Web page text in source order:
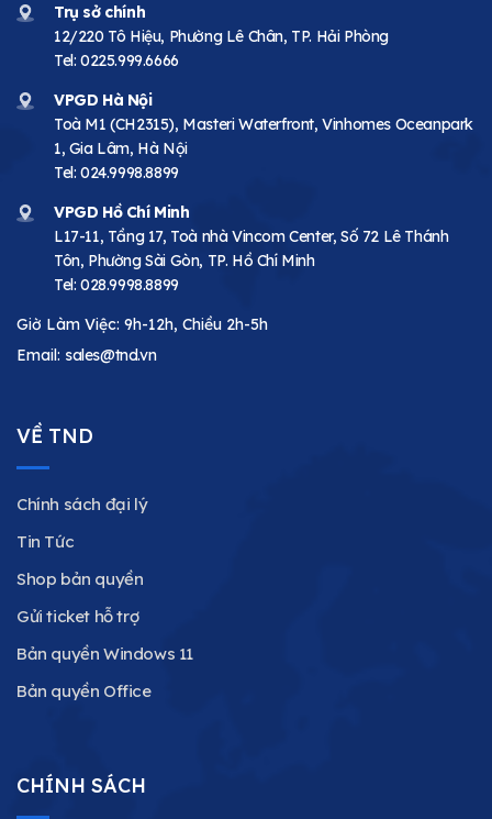
Trụ sở chính
12/220 Tô Hiệu, Phường Lê Chân, TP. Hải Phòng
Tel: 0225.999.6666
VPGD Hà Nội
Toà M1 (CH2315), Masteri Waterfront, Vinhomes Oceanpark
1, Gia Lâm, Hà Nội
Tel: 024.9998.8899
VPGD Hồ Chí Minh
L17-11, Tầng 17, Toà nhà Vincom Center, Số 72 Lê Thánh
Tôn, Phường Sài Gòn, TP. Hồ Chí Minh
Tel: 028.9998.8899
Giờ Làm Việc: 9h-12h, Chiều 2h-5h
Email: sales@tnd.vn
VỀ TND
Chính sách đại lý
Tin Tức
Shop bản quyền
Gửi ticket hỗ trợ
Bản quyền Windows 11
Bản quyền Office
CHÍNH SÁCH